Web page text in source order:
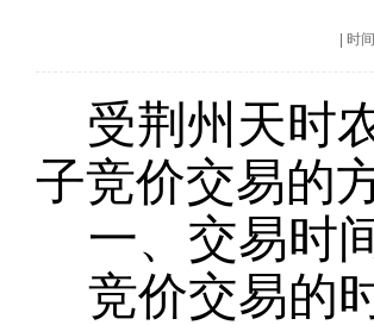
时
受荆州天时
子竞价交易的
一、交易时
竞价交易的